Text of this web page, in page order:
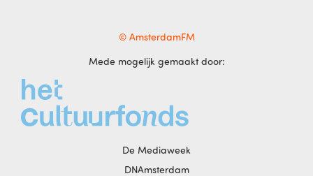
© AmsterdamFM
Mede mogelijk gemaakt door:
De Mediaweek
DNAmsterdam